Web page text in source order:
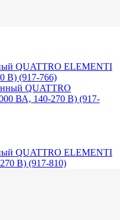
QUATTRO ELEMENTI
В) (917-766)
QUATTRO ELEMENTI
В) (917-810)